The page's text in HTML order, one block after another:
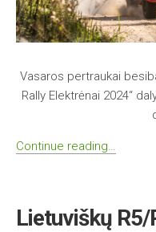
Vasaros pertraukai
Rally Elektrėnai 2024“
Continue reading…
Lietuviškų